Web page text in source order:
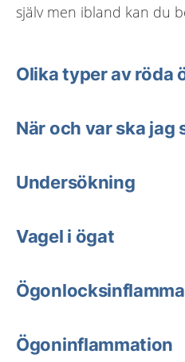
själv men ibland kan du
Olika typer av röda
När och var ska jag
Undersökning
Vagel i ögat
Ögoninflammation